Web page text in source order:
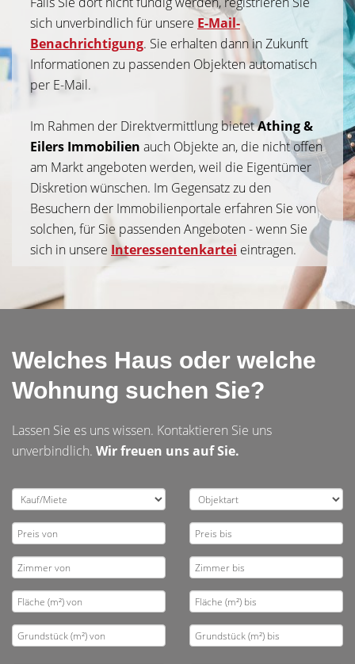
sich unverbindlich für unsere E-Mail-
Benachrichtigung. Sie erhalten dann in Zukunft
Informationen zu passenden Objekten automatisch
per E-Mail.
Im Rahmen der Direktvermittlung bietetAthing &
Eilers Immobilien auch Objekte an, die nicht offen
am Markt angeboten werden, weil die Eigentümer
Diskretion wünschen. Im Gegensatz zu den
Besuchern der Immobilienportale erfahren Sie von
solchen, für Sie passenden Angeboten - wenn Sie
sich in unsere Interessentenkartei eintragen.
Welches Haus oder welche
Wohnung suchen Sie?
Lassen Sie es uns wissen. Kontaktieren Sie uns
unverbindlich. Wir freuen uns auf Sie.